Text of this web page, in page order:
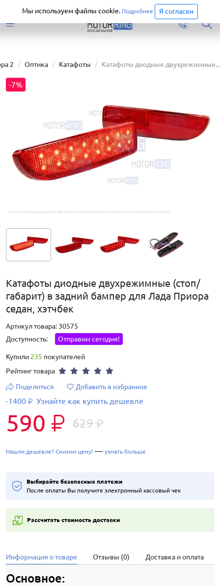
Перейти
2 Оптика Катафоты Катафоты диодные двухрежимные...
-7%
Катафоты диодные двухрежимные (стоп/
габарит) в задний бампер для Лада Приора
седан, хэтчбек
Артикул товара: 30575
Доступность:
Отправим сегодня!
Купили 235 покупателей
Рейтинг товара
Поделиться
Добавить в избранное
-1400 ₽ Узнайте как купить дешевле
590 ₽ 629₽
Нашли дешевле? Снизим цену! — узнать больше
Выбирайте безопасные платежи
После оплаты Вы получите электронный кассовый чек
Рассчитать стоимость доставки
Информация о товаре Отзывы (0) Доставка и оплата
Основное:
Мы используем файлы cookie. Подробнее Я согласен